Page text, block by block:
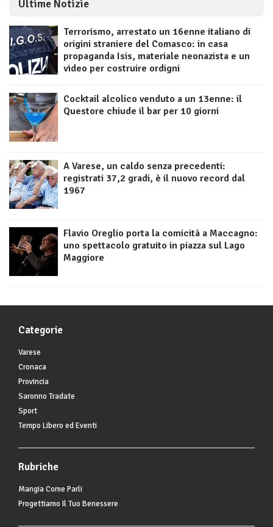
Ultime Notizie
Terrorismo, arrestato un 16enne italiano di
origini straniere del Comasco: in casa
propaganda Isis, materiale neonazista e un
video per costruire ordigni
Cocktail alcolico venduto a un 13enne: il
Questore chiude il bar per 10 giorni
A Varese, un caldo senza precedenti:
registrati 37,2 gradi, è il nuovo record dal
1967
Flavio Oreglio porta la comicità a Maccagno:
uno spettacolo gratuito in piazza sul Lago
Maggiore
Categorie
Varese
Cronaca
Provincia
Saronno Tradate
Sport
Tempo Libero ed Eventi
Rubriche
Mangia Come Parli
Progettiamo Il Tuo Benessere